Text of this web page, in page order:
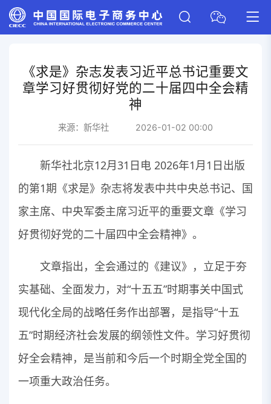
《求是》杂志发表习近平总书记重要文
章学习好贯彻好党的二十届四中全会精
神
来源： 新华社 2026-01-02 00:00
新华社北京12月31日电 2026年1月1日出版
的第1期《求是》杂志将发表中共中央总书记、国
家主席、中央军委主席习近平的重要文章《学习
好贯彻好党的二十届四中全会精神》。
文章指出，全会通过的《建议》，立足于夯
实基础、全面发力，对“十五五”时期事关中国式
现代化全局的战略任务作出部署，是指导“十五
五”时期经济社会发展的纲领性文件。学习好贯彻
好全会精神，是当前和今后一个时期全党全国的
一项重大政治任务。